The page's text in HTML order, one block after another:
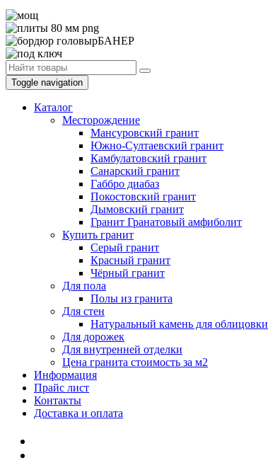
Toggle navigation
Каталог
Месторождение
Мансуровский гранит
Южно-Султаевский гранит
Камбулатовский гранит
Санарский гранит
Габбро диабаз
Покостовский гранит
Дымовский гранит
Гранит Гранатовый амфиболит
Купить гранит
Серый гранит
Красный гранит
Чёрный гранит
Для пола
Полы из гранита
Для стен
Натуральный камень для облицовки
Для дорожек
Для внутренней отделки
Цена гранита стоимость за м2
Информация
Прайс лист
Контакты
Доставка и оплата